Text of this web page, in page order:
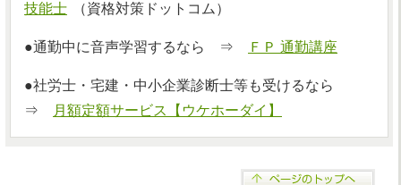
技能士
（資格対策ドットコム）
●通勤中に音声学習するなら ⇒ ＦＰ 通勤講座
●社労士・宅建・中小企業診断士等も受けるなら
⇒
月額定額サービス【ウケホーダイ】